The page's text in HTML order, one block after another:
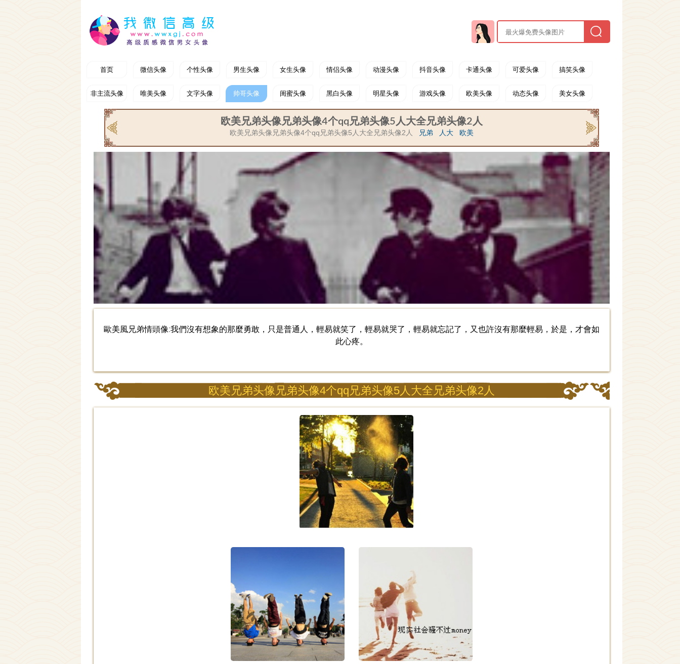
首页 微信头像 个性头像 男生头像 女生头像 情侣头像 动漫头像 抖音头像 卡通头像 可爱头像 搞笑头像
非主流头像 唯美头像 文字头像 帅哥头像 闺蜜头像 黑白头像 明星头像 游戏头像 欧美头像 动态头像 美女头像
头像大全 欧美兄弟头像兄弟头像4个qq兄弟头像5人大全兄弟头像2人
欧美兄弟头像兄弟头像4个qq兄弟头像5人大全兄弟头像2人 兄弟 人大 欧美
歐美風兄弟情頭像:我們沒有想象的那麼勇敢，只是普通人，輕易就笑了，輕易就哭了，輕易就忘記了，又也許沒有那麼輕易，於是，才會如
此心疼。
欧美兄弟头像兄弟头像4个qq兄弟头像5人大全兄弟头像2人